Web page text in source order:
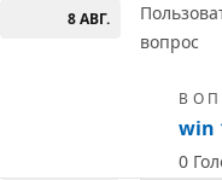
8 АВГ.
вопрос
win
0